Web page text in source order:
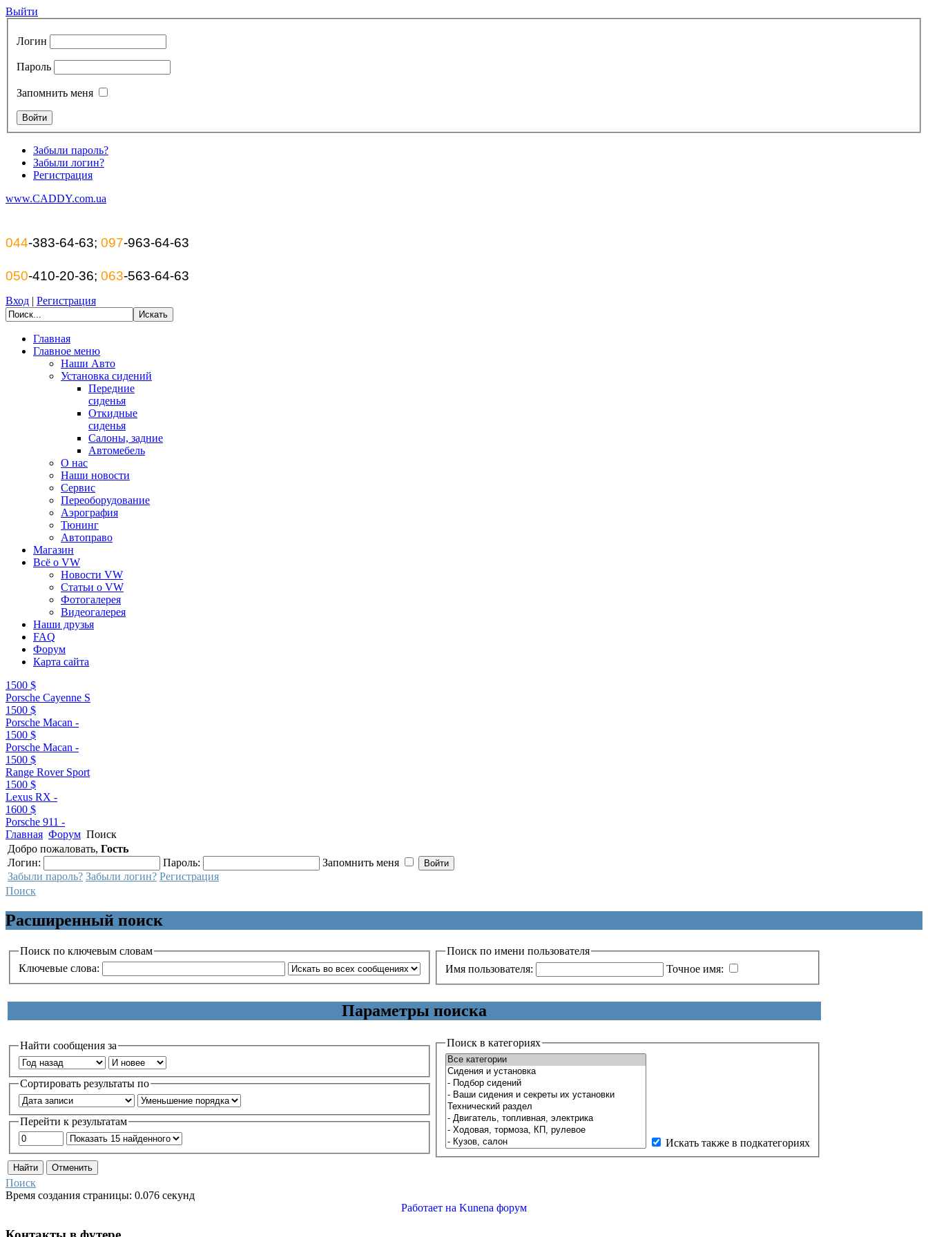
Выйти
Логин
Пароль
Запомнить меня
Забыли пароль?
Забыли логин?
Регистрация
www.CADDY.com.ua
044-383-64-63; 097-963-64-63
050-410-20-36; 063-563-64-63
Вход | Регистрация
Главная
Главное меню
Наши Авто
Установка сидений
Передние
сиденья
Откидные
сиденья
Салоны, задние
Автомебель
О нас
Наши новости
Сервис
Переоборудование
Аэрография
Тюнинг
Автоправо
Магазин
Всё о VW
Новости VW
Статьи o VW
Фотогалерея
Видеогалерея
Наши друзья
FAQ
Форум
Карта сайта
1500 $
Porsche Cayenne S
1500 $
Porsche Macan -
1500 $
Porsche Macan -
1500 $
Range Rover Sport
1500 $
Lexus RX -
1600 $
Porsche 911 -
Главная Форум Поиск
Добро пожаловать, Гость
Логин:
Пароль:
Запомнить меня
Забыли пароль? Забыли логин? Регистрация
Поиск
Расширенный поиск
Поиск по ключевым словам
Ключевые слова:
Поиск по имени пользователя
Имя пользователя:
Точное имя:
Параметры поиска
Найти сообщения за
Сортировать результаты по
Перейти к результатам
Поиск в категориях
Искать также в подкатегориях
Поиск
Время создания страницы: 0.076 секунд
Работает на Kunena форум